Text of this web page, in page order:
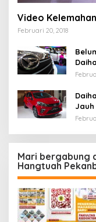
Video
Februari 20, 2018
Jauh
Mari bergabung
Hangtuah